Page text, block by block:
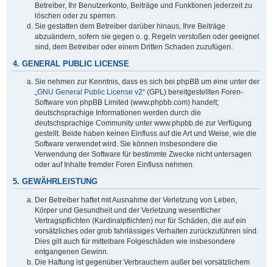
Betreiber, Ihr Benutzerkonto, Beiträge und Funktionen jederzeit zu
löschen oder zu sperren.
Sie gestatten dem Betreiber darüber hinaus, Ihre Beiträge
abzuändern, sofern sie gegen o. g. Regeln verstoßen oder geeignet
sind, dem Betreiber oder einem Dritten Schaden zuzufügen.
4. GENERAL PUBLIC LICENSE
Sie nehmen zur Kenntnis, dass es sich bei phpBB um eine unter der
„GNU General Public License v2“ (GPL) bereitgestellten Foren-
Software von phpBB Limited (www.phpbb.com) handelt;
deutschsprachige Informationen werden durch die
deutschsprachige Community unter www.phpbb.de zur Verfügung
gestellt. Beide haben keinen Einfluss auf die Art und Weise, wie die
Software verwendet wird. Sie können insbesondere die
Verwendung der Software für bestimmte Zwecke nicht untersagen
oder auf Inhalte fremder Foren Einfluss nehmen.
5. GEWÄHRLEISTUNG
Der Betreiber haftet mit Ausnahme der Verletzung von Leben,
Körper und Gesundheit und der Verletzung wesentlicher
Vertragspflichten (Kardinalpflichten) nur für Schäden, die auf ein
vorsätzliches oder grob fahrlässiges Verhalten zurückzuführen sind.
Dies gilt auch für mittelbare Folgeschäden wie insbesondere
entgangenen Gewinn.
Die Haftung ist gegenüber Verbrauchern außer bei vorsätzlichem